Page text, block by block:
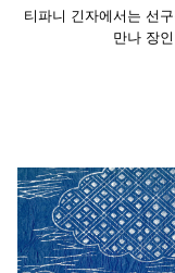
티파니 긴자에서는 선
만나 장